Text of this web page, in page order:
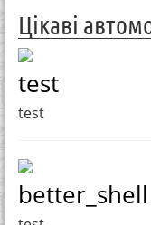
Цікаві
test
test
better_shell